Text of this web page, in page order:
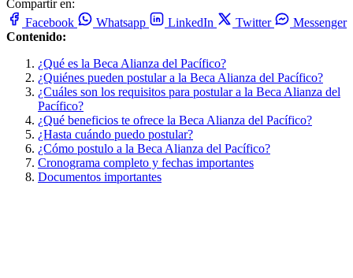
Compartir en:
Facebook
Whatsapp LinkedIn Twitter
Messenger
Contenido:
¿Qué es la Beca Alianza del Pacífico?
¿Quiénes pueden postular a la Beca Alianza del Pacífico?
¿Cuáles son los requisitos para postular a la Beca Alianza del
Pacífico?
¿Qué beneficios te ofrece la Beca Alianza del Pacífico?
¿Hasta cuándo puedo postular?
¿Cómo postulo a la Beca Alianza del Pacífico?
Cronograma completo y fechas importantes
Documentos importantes